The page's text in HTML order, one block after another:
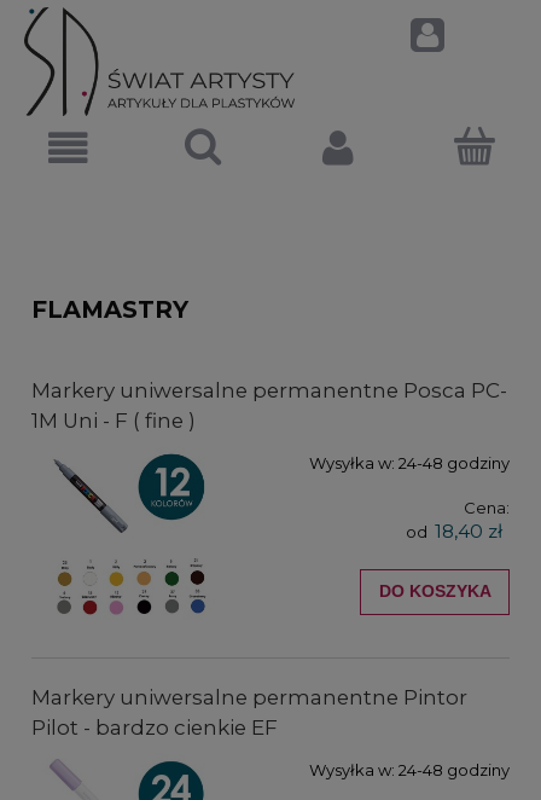
FLAMASTRY
Markery uniwersalne permanentne Posca PC-
1M Uni - F ( fine )
Wysyłka w: 24-48 godziny
Cena:
od 18,40 zł
DO KOSZYKA
Markery uniwersalne permanentne Pintor
Pilot - bardzo cienkie EF
Wysyłka w: 24-48 godziny